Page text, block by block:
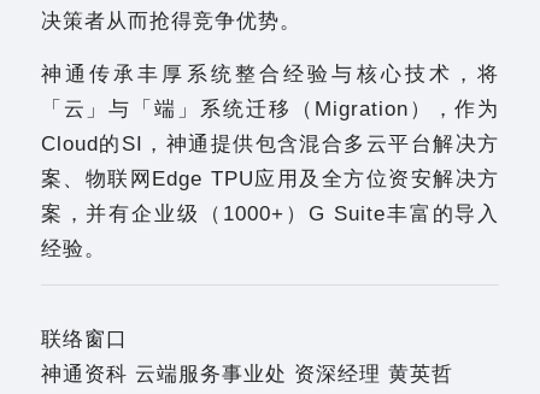
决策者从而抢得竞争优势。
神通传承丰厚系统整合经验与核心技术，将
「云」与「端」系统迁移（Migration），作为
Cloud的SI，神通提供包含混合多云平台解决方
案、物联网Edge TPU应用及全方位资安解决方
案，并有企业级（1000+）G Suite丰富的导入
经验。
联络窗口
神通资科 云端服务事业处 资深经理 黄英哲